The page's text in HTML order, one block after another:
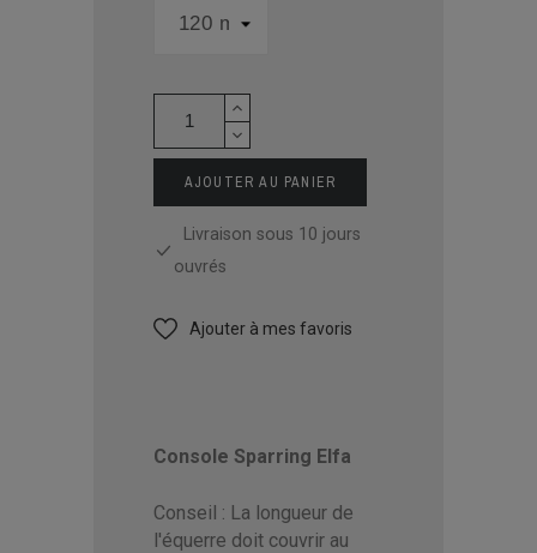
AJOUTER AU PANIER
Livraison sous 10 jours
ouvrés
Ajouter à mes favoris
Console Sparring Elfa
Conseil : La longueur de
l'équerre doit couvrir au